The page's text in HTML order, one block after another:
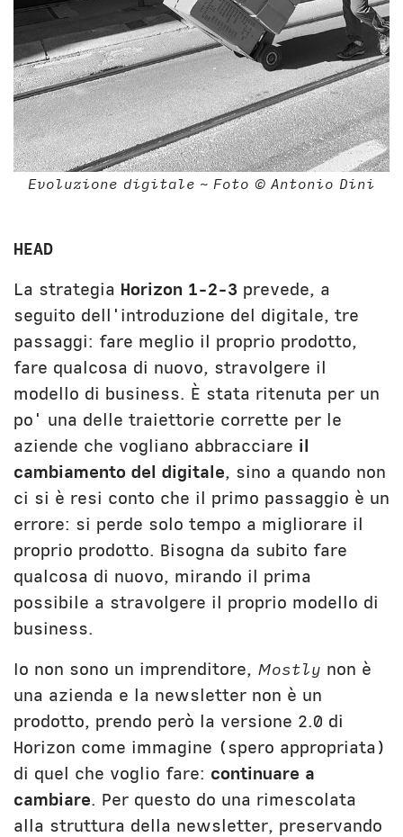
Evoluzione digitale ~ Foto © Antonio Dini
HEAD
La strategia Horizon 1-2-3 prevede, a
seguito dell'introduzione del digitale, tre
passaggi: fare meglio il proprio prodotto,
fare qualcosa di nuovo, stravolgere il
modello di business. È stata ritenuta per un
po' una delle traiettorie corrette per le
aziende che vogliano abbracciare il
cambiamento del digitale, sino a quando non
ci si è resi conto che il primo passaggio è un
errore: si perde solo tempo a migliorare il
proprio prodotto. Bisogna da subito fare
qualcosa di nuovo, mirando il prima
possibile a stravolgere il proprio modello di
business.
Io non sono un imprenditore, Mostly non è
una azienda e la newsletter non è un
prodotto, prendo però la versione 2.0 di
Horizon come immagine (spero appropriata)
di quel che voglio fare: continuare a
cambiare. Per questo do una rimescolata
alla struttura della newsletter, preservando